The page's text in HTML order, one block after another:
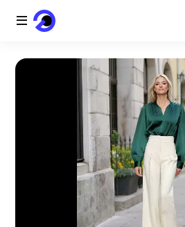
หน้าแรก